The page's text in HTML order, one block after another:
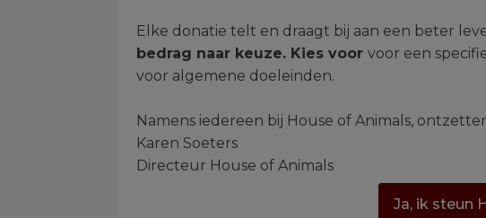
Elke donatie telt en draagt bij aan een beter
bedrag naar keuze. Kies voor voor een
voor algemene doeleinden.
Namens iedereen bij House of Animals,
Karen Soeters
Directeur House of Animals
Ja, ik steun